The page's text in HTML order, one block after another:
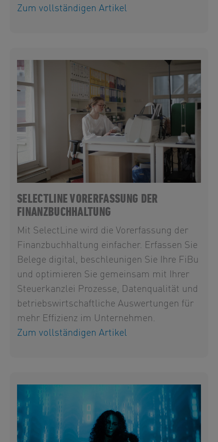
Zum vollständigen Artikel
SELECTLINE VORERFASSUNG DER
FINANZBUCHHALTUNG
Mit SelectLine wird die Vorerfassung der
Finanzbuchhaltung einfacher. Erfassen Sie
Belege digital, beschleunigen Sie Ihre FiBu
und optimieren Sie gemeinsam mit Ihrer
Steuerkanzlei Prozesse, Datenqualität und
betriebswirtschaftliche Auswertungen für
mehr Effizienz im Unternehmen.
Zum vollständigen Artikel